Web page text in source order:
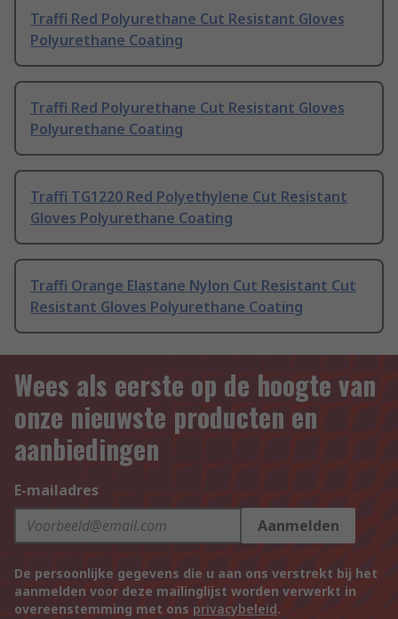
Traffi Red Polyurethane Cut Resistant Gloves
Polyurethane Coating
Traffi Red Polyurethane Cut Resistant Gloves
Polyurethane Coating
Traffi TG1220 Red Polyethylene Cut Resistant
Gloves Polyurethane Coating
Traffi Orange Elastane Nylon Cut Resistant Cut
Resistant Gloves Polyurethane Coating
Wees als eerste op de hoogte van
onze nieuwste producten en
aanbiedingen
E-mailadres
Aanmelden
De persoonlijke gegevens die u aan ons verstrekt bij het
aanmelden voor deze mailinglijst worden verwerkt in
overeenstemming met ons privacybeleid.